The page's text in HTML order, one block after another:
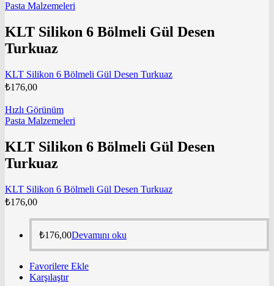
Pasta Malzemeleri
KLT Silikon 6 Bölmeli Gül Desen
Turkuaz
KLT Silikon 6 Bölmeli Gül Desen Turkuaz
₺176,00
Hızlı Görünüm
Pasta Malzemeleri
KLT Silikon 6 Bölmeli Gül Desen
Turkuaz
KLT Silikon 6 Bölmeli Gül Desen Turkuaz
₺176,00
₺176,00Devamını oku
Favorilere Ekle
Karşılaştır